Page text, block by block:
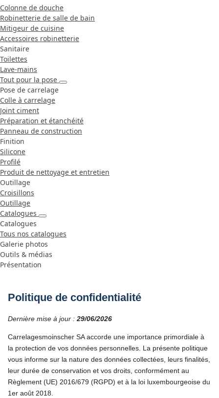
Colonne de douche
Robinetterie de salle de bain
Mitigeur de cuisine
Accessoires robinetterie
Sanitaire
Toilettes
Lave-mains
Tout pour la pose
Pose de carrelage
Colle à carrelage
Joint ciment
Préparation et étanchéité
Panneau de construction
Finition
Silicone
Profilé
Produit de nettoyage et entretien
Outillage
Croisillons
Outillage
Catalogues
Catalogues
Tous nos catalogues
Galerie photos
Outils & médias
Présentation
Politique de confidentialité
Dernière mise à jour :29/06/2026
Carrelagesmoinscher SA accorde une importance primordiale à
la protection de vos données personnelles. La présente politique
vous informe sur la nature des données collectées, leurs finalités,
leur durée de conservation et vos droits, conformément au
Règlement (UE) 2016/679 (RGPD) et à la loi luxembourgeoise du
1er août 2018.